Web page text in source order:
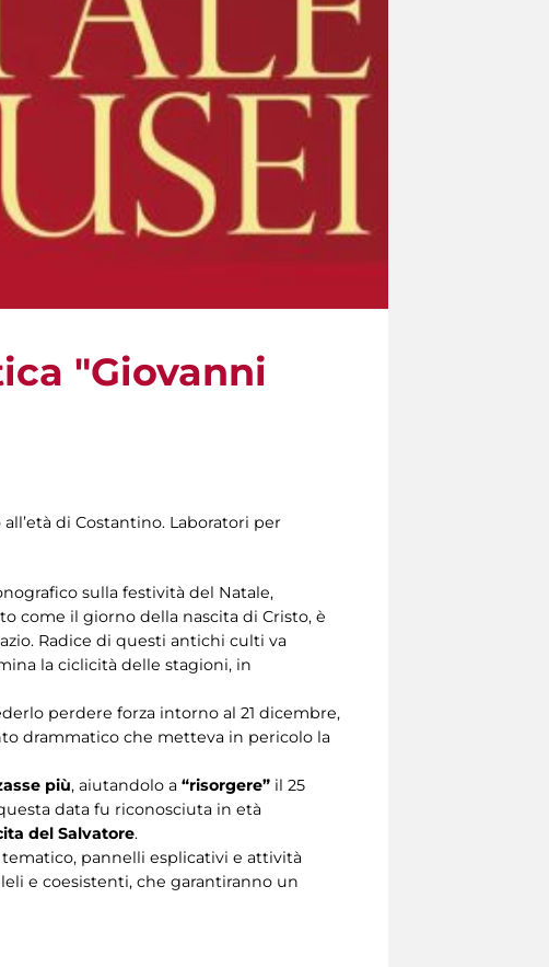
"Giovanni
di Costantino. Laboratori per
sulla festività del Natale,
come il giorno della nascita di Cristo, è
Radice di questi antichi culti va
la ciclicità delle stagioni, in
perdere forza intorno al 21 dicembre,
drammatico che metteva in pericolo la
più, aiutandolo a “risorgere” il 25
data fu riconosciuta in età
del Salvatore.
pannelli esplicativi e attività
e coesistenti, che garantiranno un